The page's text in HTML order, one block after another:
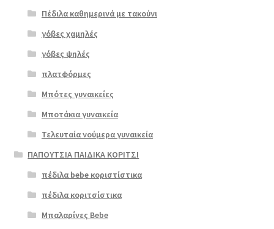
Επιλο
Πέδιλα καθημερινά με τακούνι
γόβες χαμηλές
γόβες ψηλές
πλατφόρμες
Μπότες γυναικείες
Μποτάκια γυναικεία
Τελευταία νούμερα γυναικεία
ΠΑΠΟΥΤΣΙΑ ΠΑΙΔΙΚΑ ΚΟΡΙΤΣΙ
πέδιλα bebe κοριστίστικα
πέδιλα κοριτσίστικα
Μπαλαρίνες Bebe